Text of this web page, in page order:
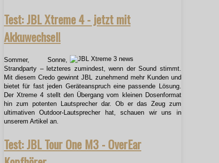
Test: JBL Xtreme 4 - jetzt mit
Akkuwechsel!
Sommer, Sonne,
Strandparty – letzteres zumindest, wenn der Sound stimmt.
Mit diesem Credo gewinnt JBL zunehmend mehr Kunden und
bietet für fast jeden Geräteanspruch eine passende Lösung.
Der Xtreme 4 stellt den Übergang vom kleinen Dosenformat
hin zum potenten Lautsprecher dar. Ob er das Zeug zum
ultimativen Outdoor-Lautsprecher hat, schauen wir uns in
unserem Artikel an.
Test: JBL Tour One M3 - OverEar